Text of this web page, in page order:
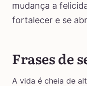
mudança a
fortalecer e se
Frases de
A vida é cheia de